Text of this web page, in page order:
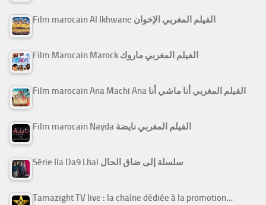
Film marocain Al Ikhwane الفيلم المغربي الإخوان
Film Marocain Marock الفيلم المغربي ماروك
Film marocain Ana Machi Ana الفيلم المغربي أنا ماشي أنا
Film marocain Nayda الفيلم المغربي نايضة
Série Ila Da9 Lhal سلسلة إلى ضاق الحال
Tamazight TV live : la chaîne dédiée à la promotion…